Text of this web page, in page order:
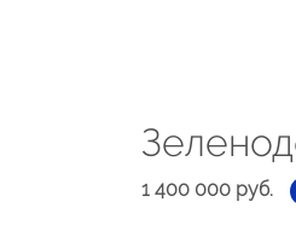
1 400 000 руб.